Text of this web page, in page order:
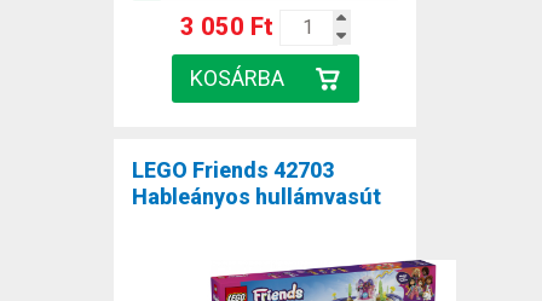
3 050 Ft
LEGO Friends 42703
Hableányos hullámvasút